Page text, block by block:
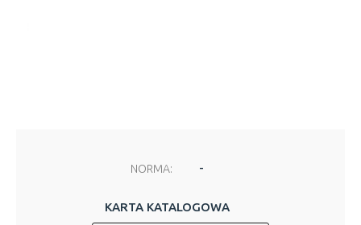
NORMA: -
KARTA KATALOGOWA